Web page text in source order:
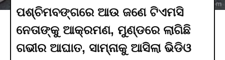
ପଶ୍ଚିମବଙ୍ଗରେ ଆଉ ଜଣେ ଟିଏମସି
ନେତାଙ୍କୁ ଆକ୍ରମଣ, ମୁଣ୍ଡରେ ଲାଗିଛି
ଗଭୀର ଆଘାତ, ସାମ୍ନାକୁ ଆସିଲା ଭିଡିଓ